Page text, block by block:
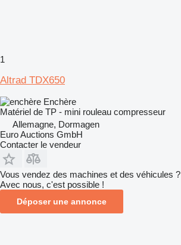
1
Altrad TDX650
Enchère
Matériel de TP - mini rouleau compresseur
Allemagne, Dormagen
Euro Auctions GmbH
Contacter le vendeur
Vous vendez des machines et des véhicules ?
Avec nous, c'est possible !
Déposer une annonce